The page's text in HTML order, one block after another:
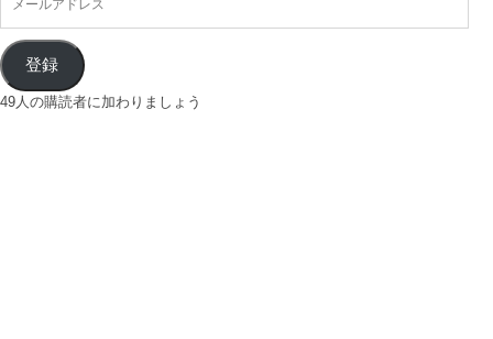
登録
49人の購読者に加わりましょう